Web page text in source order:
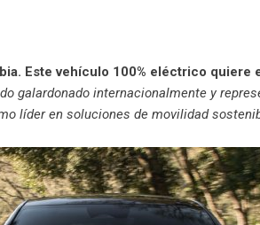
Este vehículo 100% eléctrico quiere
galardonado internacionalmente y
líder en soluciones de movilidad